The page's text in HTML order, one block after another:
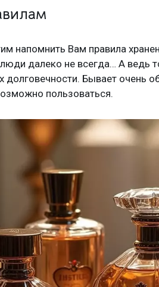
напомнить Вам правила
далеко не всегда… А ведь
долговечности. Бывает очень
пользоваться.